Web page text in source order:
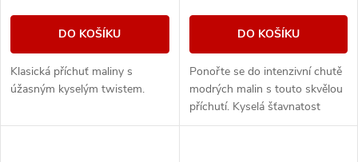
DO KOŠÍKU
Klasická příchuť maliny s
úžasným kyselým twistem.
DO KOŠÍKU
Ponořte se do intenzivní chutě
modrých malin s touto skvělou
příchutí. Kyselá šťavnatost
malin zde zdůrazňuje chladivý